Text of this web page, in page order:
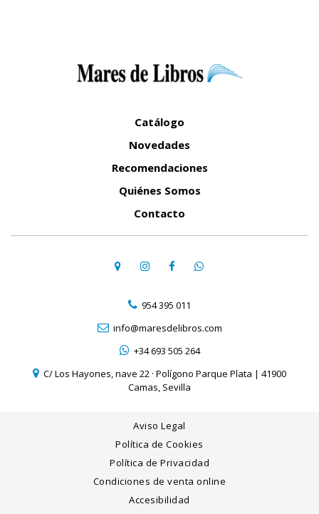
Catálogo
Novedades
Recomendaciones
Quiénes Somos
Contacto
954 395 011
info@maresdelibros.com
+34 693 505 264
C/ Los Hayones, nave 22 · Polígono Parque Plata | 41900
Camas, Sevilla
Aviso Legal
Política de Cookies
Política de Privacidad
Condiciones de venta online
Accesibilidad